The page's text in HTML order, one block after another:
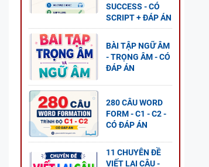
SUCCESS - CÓ
SCRIPT + ĐÁP ÁN
BÀI TẬP NGỮ ÂM
- TRỌNG ÂM - CÓ
ĐÁP ÁN
280 CÂU WORD
FORM - C1 - C2 -
CÓ ĐÁP ÁN
11 CHUYÊN ĐỀ
VIẾT LẠI CÂU -